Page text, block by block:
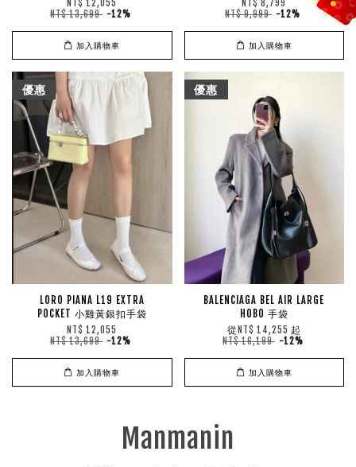
NT$ 12,055
NT$ 13,699 -12%
加入購物車
NT$ 8,799
NT$ 9,999 -12%
加入購物車
優惠
LORO PIANA L19 EXTRA
POCKET 小雞黃銀扣手袋
NT$ 12,055
NT$ 13,699 -12%
加入購物車
優惠
BALENCIAGA BEL AIR LARGE
HOBO 手袋
從 NT$ 14,255 起
NT$ 16,199 -12%
加入購物車
Manmanin